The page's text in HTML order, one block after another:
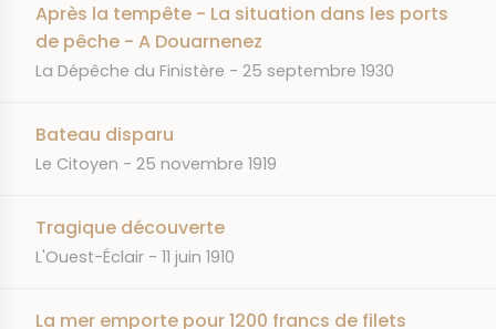
Après la tempête - La situation dans les ports
de pêche - A Douarnenez
JOURNAL
La Dépêche du Finistère DATE
25 septembre 1930
Bateau disparu
JOURNAL
Le Citoyen DATE
25 novembre 1919
Tragique découverte
JOURNAL
L'Ouest-Éclair DATE
11 juin 1910
La mer emporte pour 1200 francs de filets